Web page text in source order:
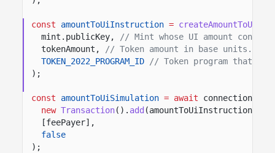
const amountToUiInstruction =
mint.publicKey,
// Mint whose UI amount
tokenAmount,
// Token amount in base units.
TOKEN_2022_PROGRAM_ID
// Token program that
);
const amountToUiSimulation = await connection.
new Transaction(). add (amountToUiInstruction),
[feePayer],
false
);